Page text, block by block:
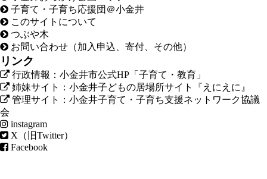
子育て・子育ち応援団＠小金井
このサイトについて
つぶや木
お問い合わせ（加入申込、寄付、その他）
リンク
行政情報：小金井市公式HP「子育て・教育」
姉妹サイト：小金井子どもの居場所サイト『えにえに』
管理サイト：小金井子育て・子育ち支援ネットワーク協議
会
instagram
X（旧Twitter）
Facebook